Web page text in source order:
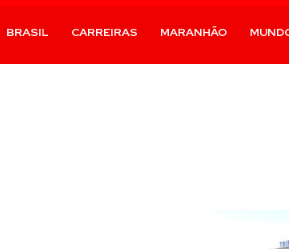
BRASIL CARREIRAS MARANHÃO